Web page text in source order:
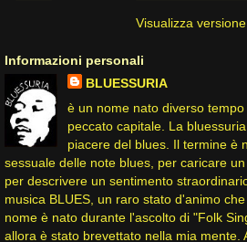
Visualizza
Informazioni personali
BLUESSURIA
è un nome nato diverso
peccato capitale. La
piacere del blues. Il termine è
sessuale delle note blues, per caricare
per descrivere un sentimento
musica BLUES, un raro stato d'animo
nome è nato durante l'ascolto di "Folk
allora è stato brevettato nella mia mente.